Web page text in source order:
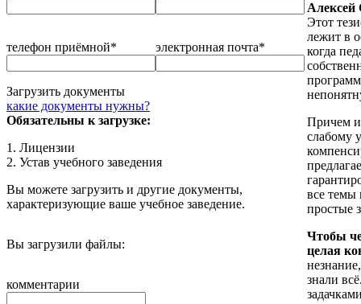
телефон приёмной* электронная почта*
Загрузить документы
какие документы нужны?
Обязательны к загрузке:
1. Лицензии
2. Устав учебного заведения
Вы можете загрузить и другие документы,
характеризующие ваше учебное заведение.
Вы загрузили файлы:
комментарии
Алексей
Этот
лежит в
когда
Причем и
слабому
все темы
простые
Чтобы
целая
знали